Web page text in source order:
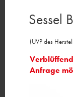
Sessel
(UVP des
Anfrage